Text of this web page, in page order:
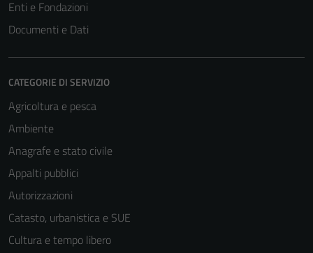
Enti e Fondazioni
Documenti e Dati
CATEGORIE DI SERVIZIO
Agricoltura e pesca
Ambiente
Anagrafe e stato civile
Appalti pubblici
Autorizzazioni
Catasto, urbanistica e SUE
Cultura e tempo libero